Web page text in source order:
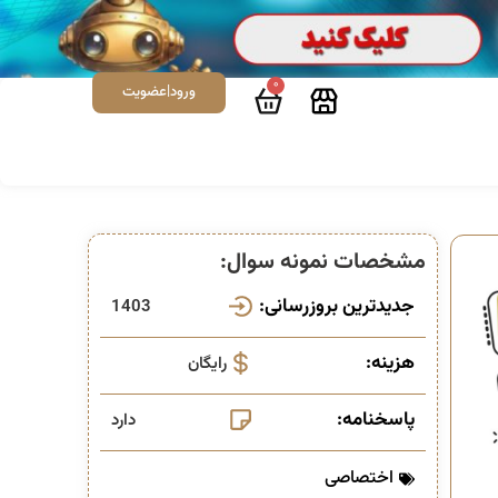
0 ورود|عضویت
مشخصات نمونه سوال:
جدیدترین بروزرسانی: 1403
هزینه: رایگان
پاسخنامه: دارد
اختصاصی